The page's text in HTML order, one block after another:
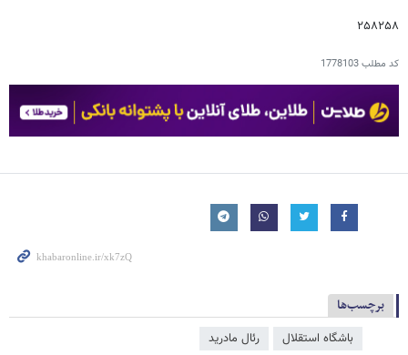
۲۵۸۲۵۸
کد مطلب1778103
برچسب‌ها
باشگاه استقلال رئال مادرید